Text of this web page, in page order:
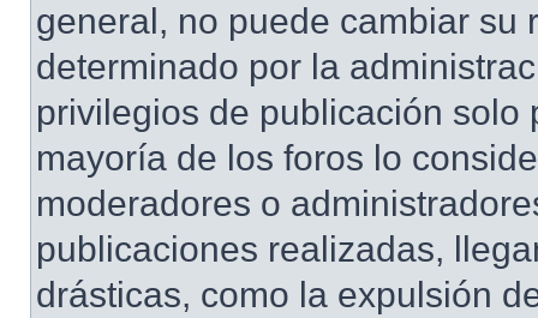
general, no puede cambiar su
determinado por la
privilegios de publicación solo
mayoría de los foros lo
moderadores o
publicaciones realizadas,
drásticas, como la expulsión